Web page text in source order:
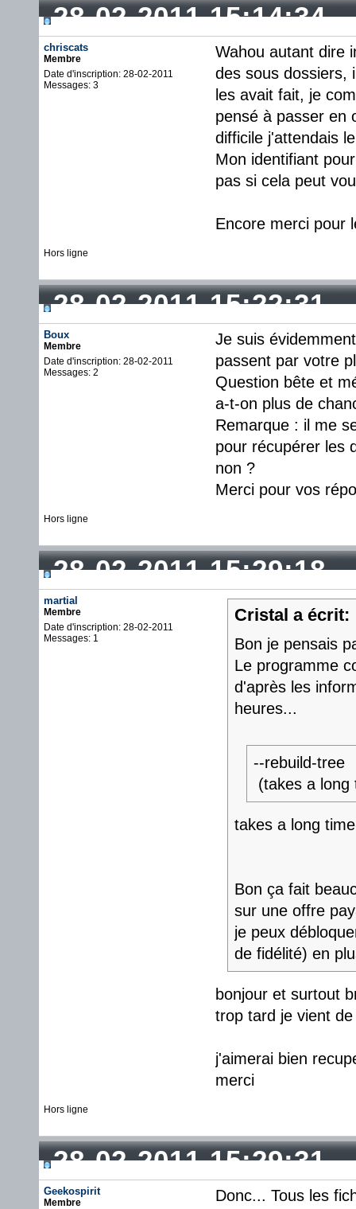
28-02-2011 15:14:34
chriscats
Membre
Date d'inscription: 28-02-2011
Messages: 3
Wahou autant dire
des sous dossiers,
les avait fait, je
pensé à passer en
difficile j'attendais
Mon identifiant
pas si cela peut
Encore merci pour
Hors ligne
28-02-2011 15:22:31
Boux
Membre
Date d'inscription: 28-02-2011
Messages: 2
Je suis
passent par votre
Question bête et
a-t-on plus de
Remarque : il me
pour récupérer les
non ?
Merci pour vos
Hors ligne
28-02-2011 15:29:18
martial
Membre
Date d'inscription: 28-02-2011
Messages: 1
Cristal a écrit:
Bon je pensais
Le programme
d'après les
heures...
--rebuild-tree
(takes a long
takes a long
Bon ça fait
sur une offre
je peux
de fidélité) en
bonjour et surtout
trop tard je vient
j'aimerai bien
merci
Hors ligne
28-02-2011 15:29:31
Geekospirit
Membre
Donc... Tous les